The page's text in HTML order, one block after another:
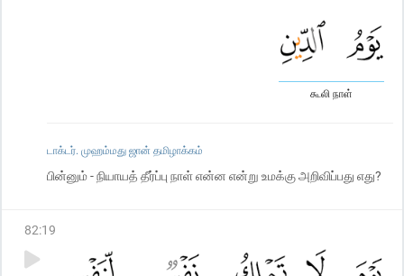
கூலி நாள்
டாக்டர். முஹம்மது ஜான் தமிழாக்கம்
பின்னும் - நியாயத் தீர்ப்பு நாள் என்ன என்று உமக்கு அறிவிப்பது எது?
82:19